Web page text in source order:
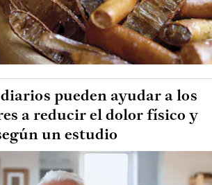
pueden ayudar a los
a reducir el dolor físico y
un estudio